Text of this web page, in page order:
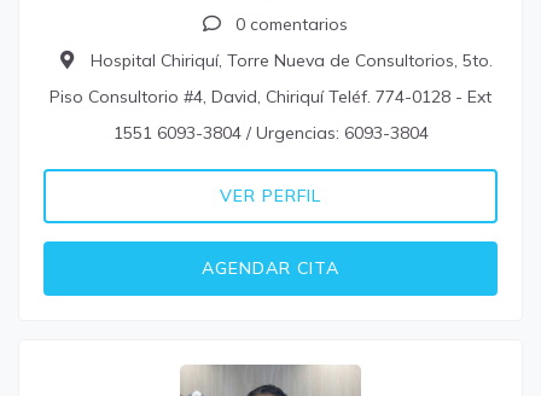
0 comentarios
Hospital Chiriquí, Torre Nueva de Consultorios, 5to.
Piso Consultorio #4, David, Chiriquí Teléf. 774-0128 - Ext
1551 6093-3804 / Urgencias: 6093-3804
VER PERFIL
AGENDAR CITA